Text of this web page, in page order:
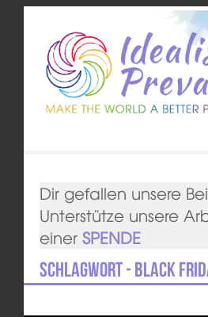
Dir gefallen unsere
Unterstütze unsere
einer SPENDE
Schlagwort - Black